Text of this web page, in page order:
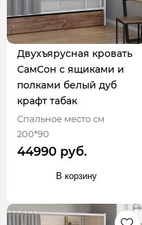
Двухъярусная кровать
СамСон с ящиками и
полками белый дуб
крафт табак
Спальное место см
200*90
44990 руб.
В корзину